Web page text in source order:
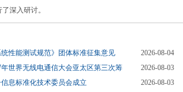
深入研讨。
统性能测试规范》团体标准征集意见
2026-08-04
世界无线电通信大会亚太区第三次筹
2026-08-03
息标准化技术委员会成立
2026-08-03